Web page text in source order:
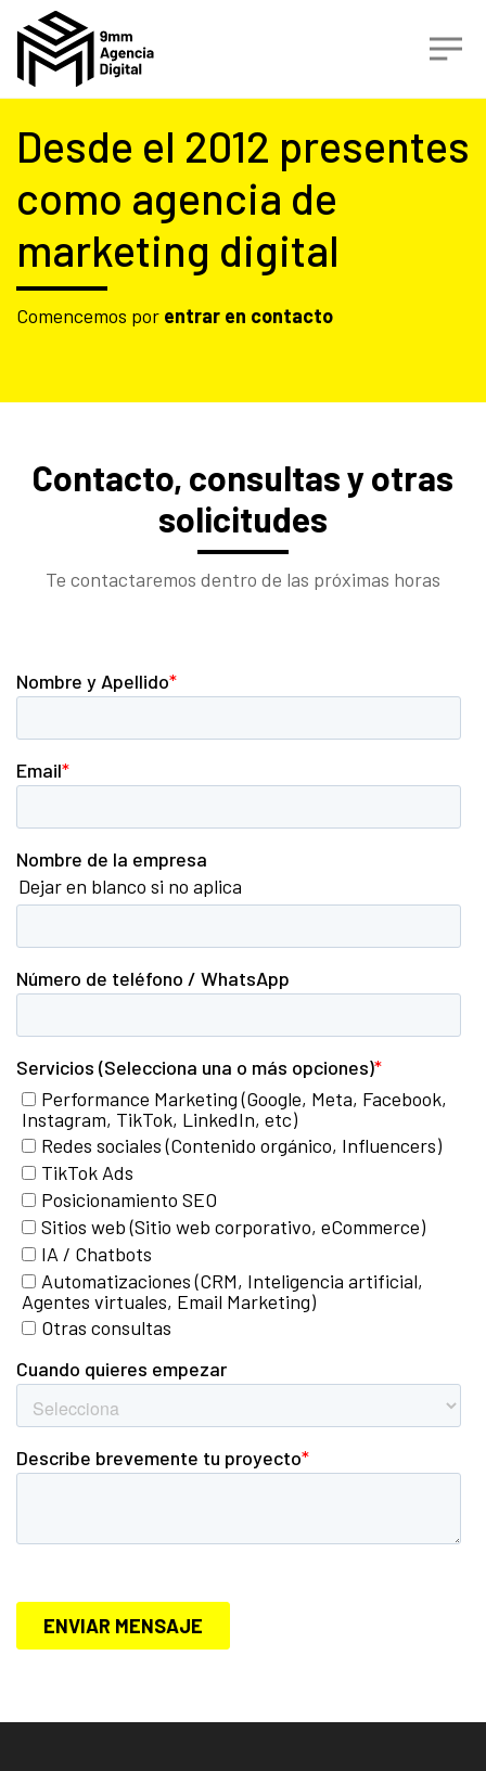
Desde el 2012 presentes
como agencia de
marketing digital
Comencemos por entrar en contacto
Contacto, consultas y otras
solicitudes
Te contactaremos dentro de las próximas horas